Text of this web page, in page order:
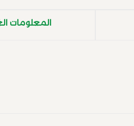
المعلومات